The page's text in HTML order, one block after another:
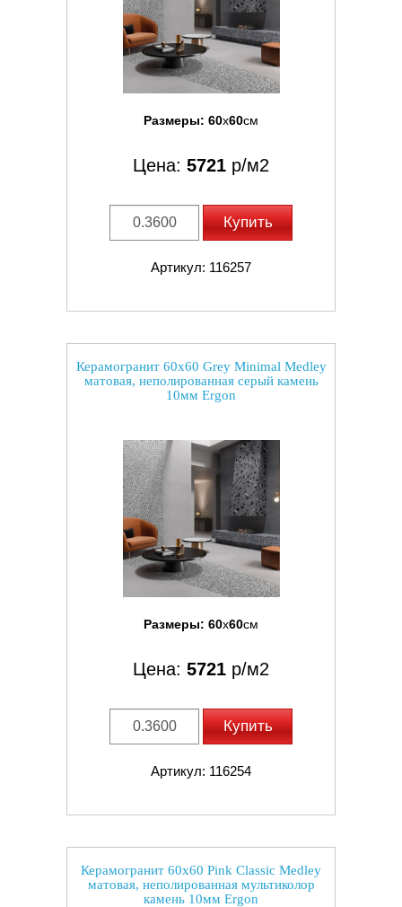
Размеры: 60x60см
Цена: 5721 р/м2
Купить
Артикул: 116257
Керамогранит 60x60 Grey Minimal Medley
матовая, неполированная серый камень
10мм Ergon
Размеры: 60x60см
Цена: 5721 р/м2
Купить
Артикул: 116254
Керамогранит 60x60 Pink Classic Medley
матовая, неполированная мультиколор
камень 10мм Ergon